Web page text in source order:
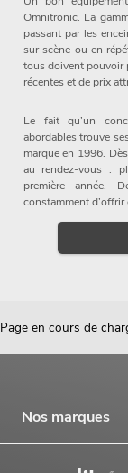
Omnitronic. La
passant par les
sur scène ou en
tous doivent pouvoir
récentes et de prix
Le fait qu’un
abordables trouve
marque en 1996.
au rendez-vous :
première année.
constamment
grossiste en
sonorisation ou
Vous trouverez cet
dans notre
par OMNITRONIC
Page en cours de
Nos marques